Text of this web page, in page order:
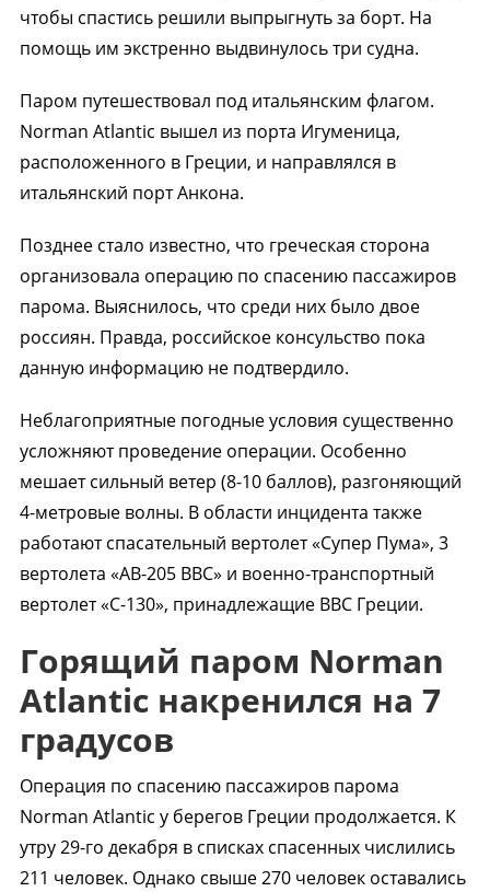
чтобы спастись решили выпрыгнуть за борт. На
помощь им экстренно выдвинулось три судна.
Паром путешествовал под итальянским флагом.
Norman Atlantic вышел из порта Игуменица,
расположенного в Греции, и направлялся в
итальянский порт Анкона.
Позднее стало известно, что греческая сторона
организовала операцию по спасению пассажиров
парома. Выяснилось, что среди них было двое
россиян. Правда, российское консульство пока
данную информацию не подтвердило.
Неблагоприятные погодные условия существенно
усложняют проведение операции. Особенно
мешает сильный ветер (8-10 баллов), разгоняющий
4-метровые волны. В области инцидента также
работают спасательный вертолет «Супер Пума», 3
вертолета «AB-205 ВВС» и военно-транспортный
вертолет «С-130», принадлежащие ВВС Греции.
Горящий паром Norman
Atlantic накренился на 7
градусов
Операция по спасению пассажиров парома
Norman Atlantic у берегов Греции продолжается. К
утру 29-го декабря в списках спасенных числились
211 человек. Однако свыше 270 человек оставались